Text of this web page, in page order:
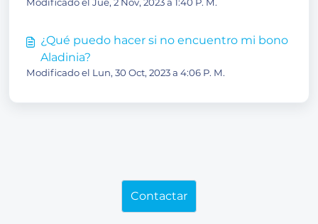
¿Qué puedo hacer si no encuentro mi bono
Aladinia?
Modificado el Lun, 30 Oct, 2023 a 4:06 P. M.
Contactar